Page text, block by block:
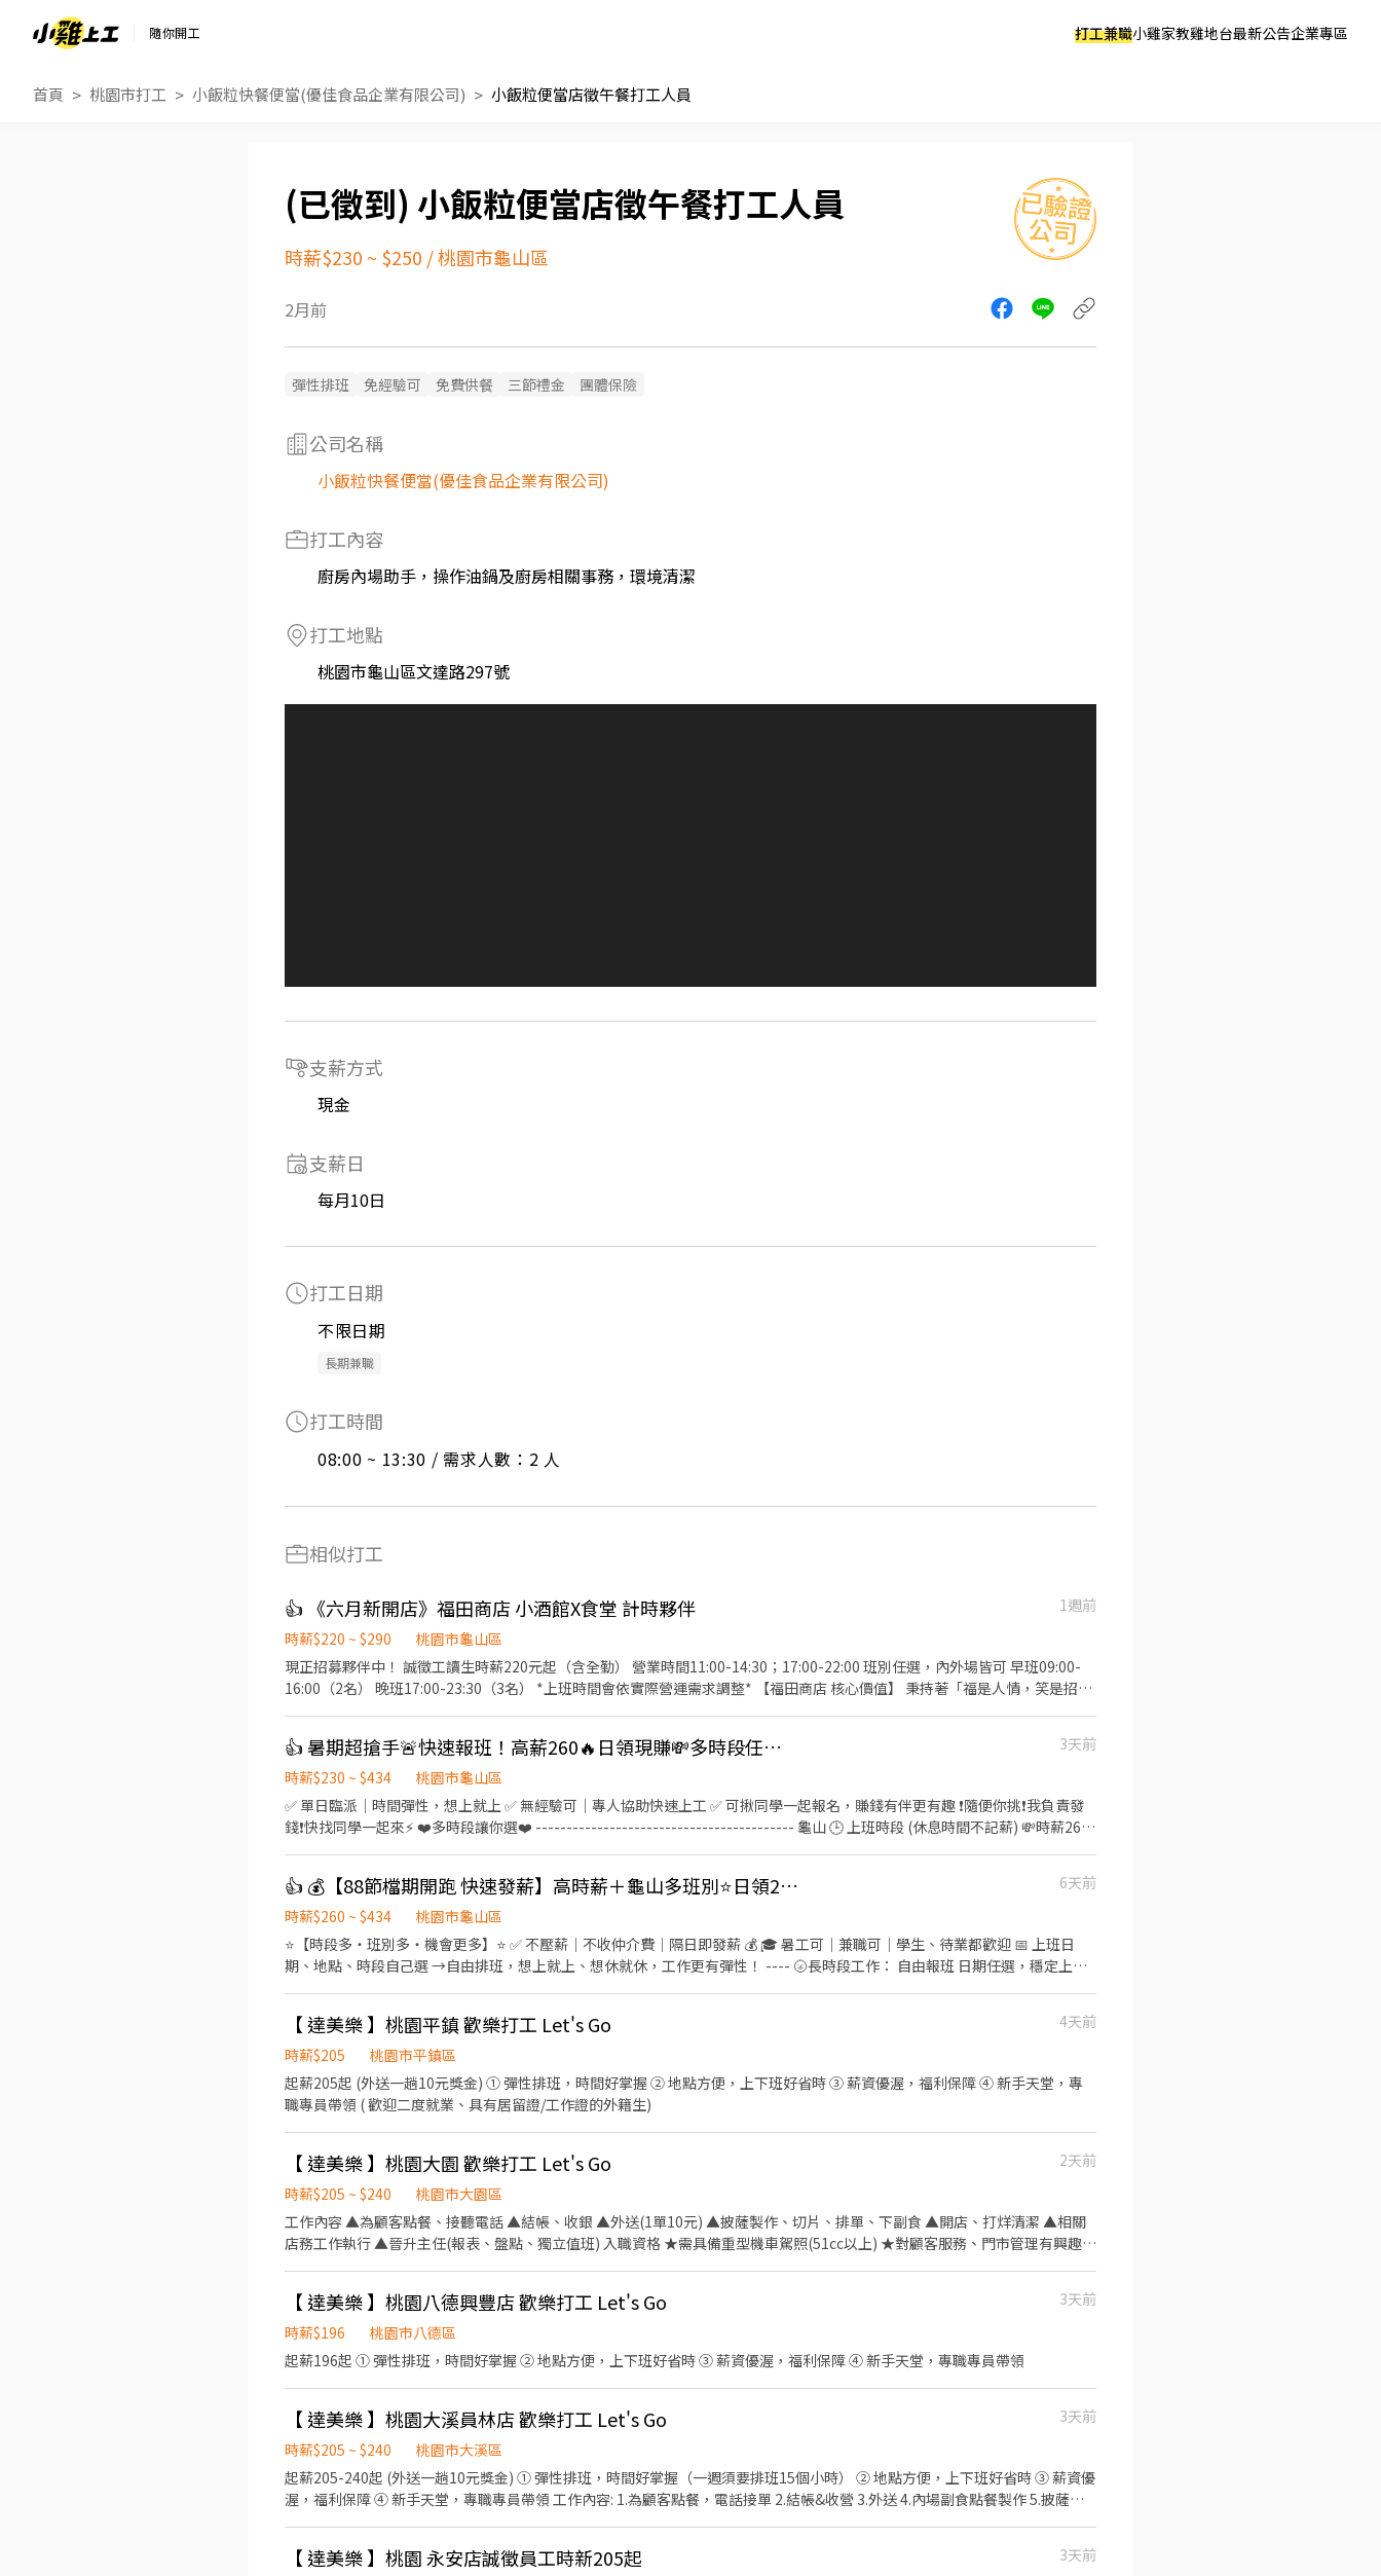
隨你開工 打工兼職小雞家教雞地台最新公告企業專區
首頁 桃園市打工 小飯粒快餐便當(優佳食品企業有限公司) 小飯粒便當店徵午餐打工人員
小飯粒便當店徵午餐打工人員
時薪$230 ~ $250 /桃園市龜山區
2月前
彈性排班 免經驗可 免費供餐 三節禮金 團體保險
公司名稱
小飯粒快餐便當(優佳食品企業有限公司)
打工內容
廚房內場助手，操作油鍋及廚房相關事務，環境清潔
打工地點
桃園市龜山區文達路297號
支薪方式
現金
支薪日
每月10日
打工日期
不限日期
長期兼職
打工時間
08:00 ~ 13:30 / 需求人數：2 人
相似打工
👍 《六月新開店》福田商店 小酒館X食堂 計時夥伴
1週前
時薪$220 ~ $290
桃園市龜山區
現正招募夥伴中！ 誠徵工讀生時薪220元起（含全勤） 營業時間11:00-14:30；17:00-22:00 班別任選，內外場皆可 早班09:00-
16:00（2名） 晚班17:00-23:30（3名） *上班時間會依實際營運需求調整* 【福田商店 核心價值】 秉持著「福是人情，笑是招
員工供膳 ⑥不定期店鋪聚會、聚餐 【工作內容】 《外場》 門口接待/點餐結帳/菜單介紹/上菜介紹/環境整理/其他主管交辦事項
《內場》 餐點事前備料/餐點擺盤、出餐/食安衛生管理/店鋪庫存管理/熟記內場各餐點製作流程/其他主管交辦事項
👍 暑期超搶手🚨快速報班！高薪260🔥日領現賺💸多時段任選！
3天前
時薪$230 ~ $434
桃園市龜山區
✅ 單日臨派｜時間彈性，想上就上 ✅ 無經驗可｜專人協助快速上工 ✅ 可揪同學一起報名，賺錢有伴更有趣 ❗️隨便你挑❗️我負責發
錢❗️快找同學一起來⚡ ❤️多時段讓你選❤️ ------------------------------------------ 龜山 🕒 上班時段 (休息時間不記薪) 💸時薪260
午14班：14:00－23:00 工作內容: 簡單分貨＋包裹整理 工作地點： 📍地址: 桃園市龜山區頂湖二街
━━━━━━━━━━━━━━━━━━━━━ ⚡酷財神系列⚡單日津貼加碼250~600💸 🕒 上班時段 ▪ 早班：08:00 - 17:00｜時
薪 $210 ▪ 晚班：18:00 - 03:00｜時薪 $240 地址: 桃1📍桃園市大園區建國路 桃3📍桃園市大園區中山南路 桃4📍桃園市觀音區玉
林路一段 桃5📍桃園市觀音區寶倉街 桃6📍桃園市大園區航翔路 RC8📍桃園市楊梅區環東路 桃9📍桃園市大園區建國路 桃17📍桃
園市大園區開和路 ━━━━━━━━━━━━━━━━━━━━━ ❤️𝑳𝒊𝒏𝒆 𝑰𝑫：【@317tpzqd】明熙-Blue專員 加入後請留下您
的姓名+電話+職缺截圖 以便專員快速替你登記報班🙏 1對1專人為您服務😁 真心不騙 ⭕️免費諮詢 ❌無收取仲介費
👍 💰【88節檔期開跑 快速發薪】高時薪＋龜山多班別⭐日領2000~3000
6天前
時薪$260 ~ $434
桃園市龜山區
⭐【時段多・班別多・機會更多】⭐ ✅ 不壓薪｜不收仲介費｜隔日即發薪 💰 🎓 暑工可｜兼職可｜學生、待業都歡迎 📅 上班日
期、地點、時段自己選 →自由排班，想上就上、想休就休，工作更有彈性！ ---- 🌝長時段工作： 自由報班 日期任選，穩定上班~
山區頂湖二街66巷 ------------------------------ 🔥快來把財神接回家🔥 𝑳𝒊𝒏𝒆 𝒊𝒅📲：@174fxrus (要加@) DAISY 電話📞：
0912126817 張小姐 加入後請截圖職缺文➡️私訊留下 ⌜姓名✚電話⌟ 謝謝❤️ #搞笑專員陪你抬槓 #免諮詢費
【 達美樂 】桃園平鎮 歡樂打工 Let's Go
4天前
時薪$205
桃園市平鎮區
起薪205起 (外送一趟10元獎金) ① 彈性排班，時間好掌握 ② 地點方便，上下班好省時 ③ 薪資優渥，福利保障 ④ 新手天堂，專
職專員帶領 ( 歡迎二度就業、具有居留證/工作證的外籍生)
【 達美樂 】桃園大園 歡樂打工 Let's Go
2天前
時薪$205 ~ $240
桃園市大園區
工作內容 ▲為顧客點餐、接聽電話 ▲結帳、收銀 ▲外送(1單10元) ▲披薩製作、切片、排單、下副食 ▲開店、打烊清潔 ▲相關
店務工作執行 ▲晉升主任(報表、盤點、獨立值班) 入職資格 ★需具備重型機車駕照(51cc以上) ★對顧客服務、門市管理有興趣者
年提供年度體檢 ◎規劃各職級完善訓練 ●另徵樂天球場販賣工讀生（配合樂天主場賽事）
【 達美樂 】桃園八德興豐店 歡樂打工 Let's Go
3天前
時薪$196
桃園市八德區
起薪196起 ① 彈性排班，時間好掌握 ② 地點方便，上下班好省時 ③ 薪資優渥，福利保障 ④ 新手天堂，專職專員帶領
【 達美樂 】桃園大溪員林店 歡樂打工 Let's Go
3天前
時薪$205 ~ $240
桃園市大溪區
起薪205-240起 (外送一趟10元獎金) ① 彈性排班，時間好掌握（一週須要排班15個小時） ② 地點方便，上下班好省時 ③ 薪資優
渥，福利保障 ④ 新手天堂，專職專員帶領 工作內容: 1.為顧客點餐，電話接單 2.結帳&收營 3.外送 4.內場副食點餐製作 5.披薩製
【 達美樂 】桃園 永安店誠徵員工時新205起
3天前